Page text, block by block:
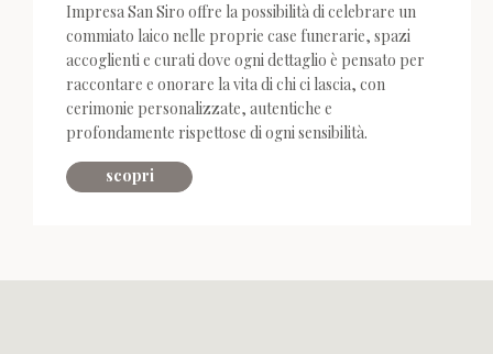
Impresa San Siro offre la possibilità di celebrare un
commiato laico nelle proprie case funerarie, spazi
accoglienti e curati dove ogni dettaglio è pensato per
raccontare e onorare la vita di chi ci lascia, con
cerimonie personalizzate, autentiche e
profondamente rispettose di ogni sensibilità.
scopri